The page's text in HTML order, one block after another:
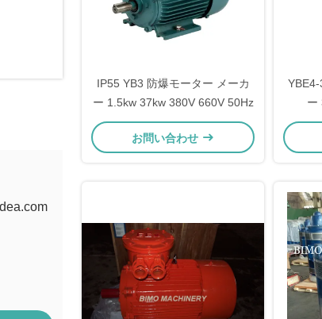
IP55 YB3 防爆モーター メーカ
ー 1.5kw 37kw 380V 660V 50Hz
お問い合わせ
ー